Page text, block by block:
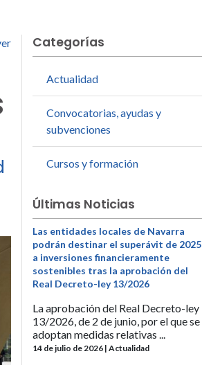
Categorías
Actualidad
Convocatorias, ayudas y
subvenciones
Cursos y formación
Últimas Noticias
Las entidades locales de Navarra
podrán destinar el superávit de 2025
a inversiones financieramente
sostenibles tras la aprobación del
Real Decreto-ley 13/2026
La aprobación del Real Decreto-ley
13/2026, de 2 de junio, por el que se
adoptan medidas relativas ...
14 de julio de 2026 | Actualidad